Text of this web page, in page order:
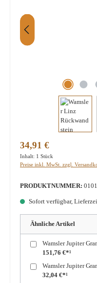
Regulärer Preis:
34,91 €
Inhalt: 1 Stück
Preise inkl. MwSt. zzgl.
PRODUKTNUMMER:
Sofort verfügbar,
Ähnliche Artikel
Wamsler Jupiter
151,76 €*¹
Wamsler Jupiter
32,04 €*¹